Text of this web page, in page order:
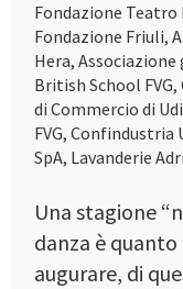
Fondazione Teatro
Fondazione Friuli,
Hera,
British School FVG,
di Commercio di
FVG, Confindustria
SpA, Lavanderie
Una stagione
danza è quanto
augurare, di